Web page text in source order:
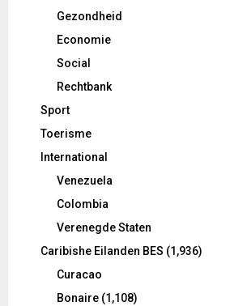
Gezondheid
Economie
Social
Rechtbank
Sport
Toerisme
International
Venezuela
Colombia
Verenegde Staten
Caribishe Eilanden BES (1,936)
Curacao
Bonaire (1,108)